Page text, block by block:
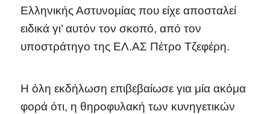
Ελληνικής Αστυνομίας που είχε αποσταλεί
ειδικά γι’ αυτόν τον σκοπό, από τον
υποστράτηγο της ΕΛ.ΑΣ Πέτρο Τζεφέρη.
Η όλη εκδήλωση επιβεβαίωσε για μία ακόμα
φορά ότι, η θηροφυλακή των κυνηγετικών